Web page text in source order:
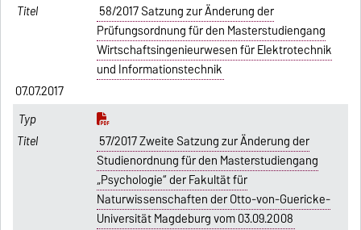
58/2017 Satzung zur Änderung der
Prüfungsordnung für den Masterstudiengang
Wirtschaftsingenieurwesen für Elektrotechnik
und Informationstechnik
07.07.2017
57/2017 Zweite Satzung zur Änderung der
Studienordnung für den Masterstudiengang
„Psychologie“ der Fakultät für
Naturwissenschaften der Otto-von-Guericke-
Universität Magdeburg vom 03.09.2008